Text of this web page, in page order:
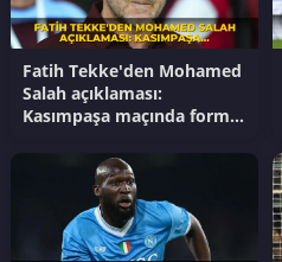
Fatih Tekke'den Mohamed
Salah açıklaması:
Kasımpaşa maçında forma